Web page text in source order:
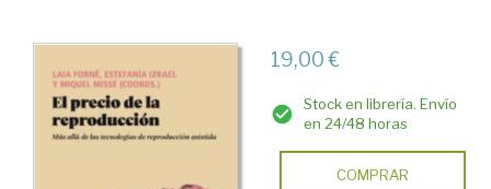
19,00 €
Stock en librería. Envío
en 24/48 horas
COMPRAR